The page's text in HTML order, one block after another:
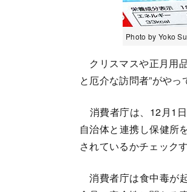
Photo by Yoko
クリスマスや正月用
と厄介な訪問者”がやっ
消費者庁は、12月1
自治体と連携し保健所
されているかチェックす
消費者庁は食中毒が